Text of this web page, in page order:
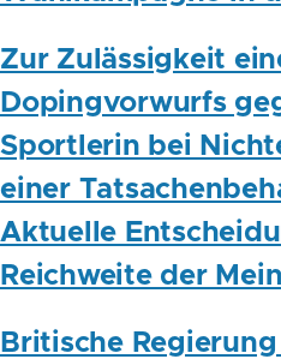
Zur Zulässigkeit
Dopingvorwurfs
Sportlerin bei
einer
Aktuelle
Reichweite der
Britische